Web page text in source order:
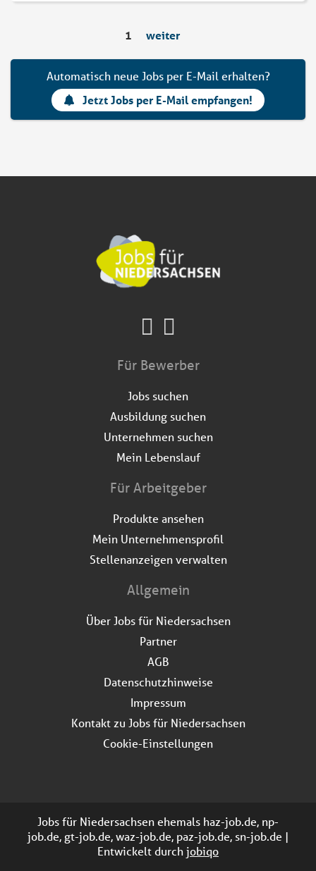
1 weiter
Automatisch neue Jobs per E-Mail erhalten?
Jetzt Jobs per E-Mail empfangen!
Für Bewerber
Jobs suchen
Ausbildung suchen
Unternehmen suchen
Mein Lebenslauf
Für Arbeitgeber
Produkte ansehen
Mein Unternehmensprofil
Stellenanzeigen verwalten
Allgemein
Über Jobs für Niedersachsen
Partner
AGB
Datenschutzhinweise
Impressum
Kontakt zu Jobs für Niedersachsen
Cookie-Einstellungen
Jobs für Niedersachsen ehemals haz-job.de, np-
job.de, gt-job.de, waz-job.de, paz-job.de, sn-job.de |
Entwickelt durchjobiqo